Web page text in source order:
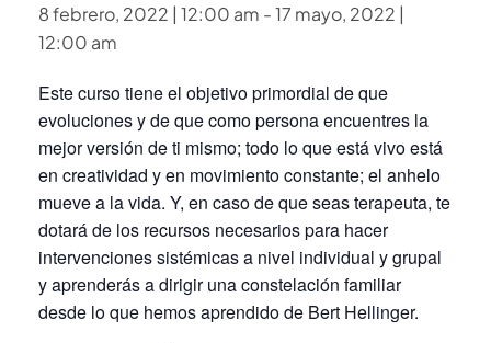
8 febrero, 2022 | 12:00 am -17 mayo, 2022 |
12:00 am
Este curso tiene el objetivo primordial de que
evoluciones y de que como persona encuentres la
mejor versión de ti mismo; todo lo que está vivo está
en creatividad y en movimiento constante; el anhelo
mueve a la vida. Y, en caso de que seas terapeuta, te
dotará de los recursos necesarios para hacer
intervenciones sistémicas a nivel individual y grupal
y aprenderás a dirigir una constelación familiar
desde lo que hemos aprendido de Bert Hellinger.